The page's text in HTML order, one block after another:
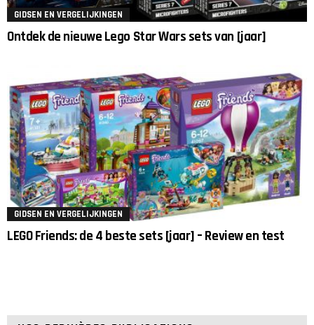
GIDSEN EN VERGELIJKINGEN
Ontdek de nieuwe Lego Star Wars sets van [jaar]
GIDSEN EN VERGELIJKINGEN
LEGO Friends: de 4 beste sets [jaar] – Review en test